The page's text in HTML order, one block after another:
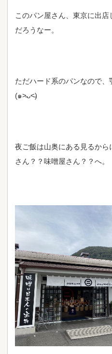
このパン屋さん、東京に出
だろうなー。
ただハード系のパンなので
(๑˃̵ᴗ˂̵)
夜ご飯は山奥にある見るか
さん？？味噌屋さん？？へ。